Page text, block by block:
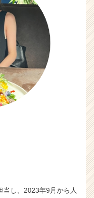
当し、2023年9月から人